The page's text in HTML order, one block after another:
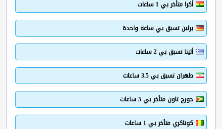
أكرا متأخر بي 1 ساعات
برلين تسبق بي ساعة واحدة
أثينا تسبق بي 2 ساعات
طهران تسبق بي 3.5 ساعات
جورج تاون متأخر بي 5 ساعات
كوناكري متأخر بي 1 ساعات